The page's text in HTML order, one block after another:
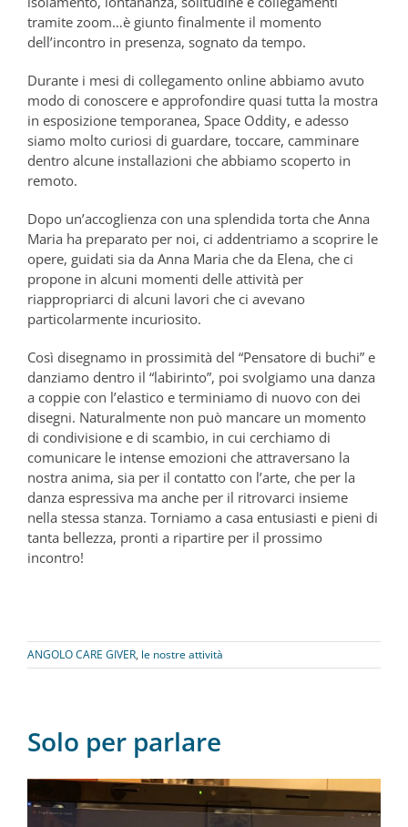
tramite zoom…è giunto finalmente il momento
dell’incontro in presenza, sognato da tempo.
Durante i mesi di collegamento online abbiamo avuto
modo di conoscere e approfondire quasi tutta la mostra
in esposizione temporanea, Space Oddity, e adesso
siamo molto curiosi di guardare, toccare, camminare
dentro alcune installazioni che abbiamo scoperto in
remoto.
Dopo un’accoglienza con una splendida torta che Anna
Maria ha preparato per noi, ci addentriamo a scoprire le
opere, guidati sia da Anna Maria che da Elena, che ci
propone in alcuni momenti delle attività per
riappropriarci di alcuni lavori che ci avevano
particolarmente incuriosito.
Così disegnamo in prossimità del “Pensatore di buchi” e
danziamo dentro il “labirinto”, poi svolgiamo una danza
a coppie con l’elastico e terminiamo di nuovo con dei
disegni. Naturalmente non può mancare un momento
di condivisione e di scambio, in cui cerchiamo di
comunicare le intense emozioni che attraversano la
nostra anima, sia per il contatto con l’arte, che per la
danza espressiva ma anche per il ritrovarci insieme
nella stessa stanza. Torniamo a casa entusiasti e pieni di
tanta bellezza, pronti a ripartire per il prossimo
incontro!
ANGOLO CARE GIVER, le nostre attività
Solo per parlare